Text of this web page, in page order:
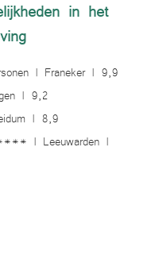
in het
| Franeker | 9,9
| 9,2
| 8,9
| Leeuwarden |